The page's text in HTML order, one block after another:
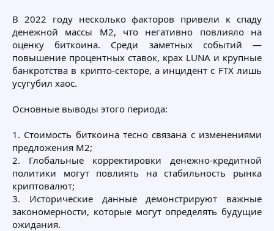
В 2022 году несколько факторов привели к спаду
денежной массы M2, что негативно повлияло на
оценку биткоина. Среди заметных событий —
повышение процентных ставок, крах LUNA и крупные
банкротства в крипто-секторе, а инцидент с FTX лишь
усугубил хаос.
Основные выводы этого периода:
1. Стоимость биткоина тесно связана с изменениями
предложения M2;
2. Глобальные корректировки денежно-кредитной
политики могут повлиять на стабильность рынка
криптовалют;
3. Исторические данные демонстрируют важные
закономерности, которые могут определять будущие
ожидания.